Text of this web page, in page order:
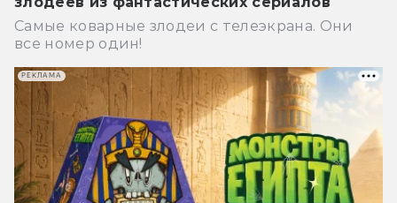
Самые коварные злодеи с телеэкрана. Они
все номер один!
РЕКЛАМА